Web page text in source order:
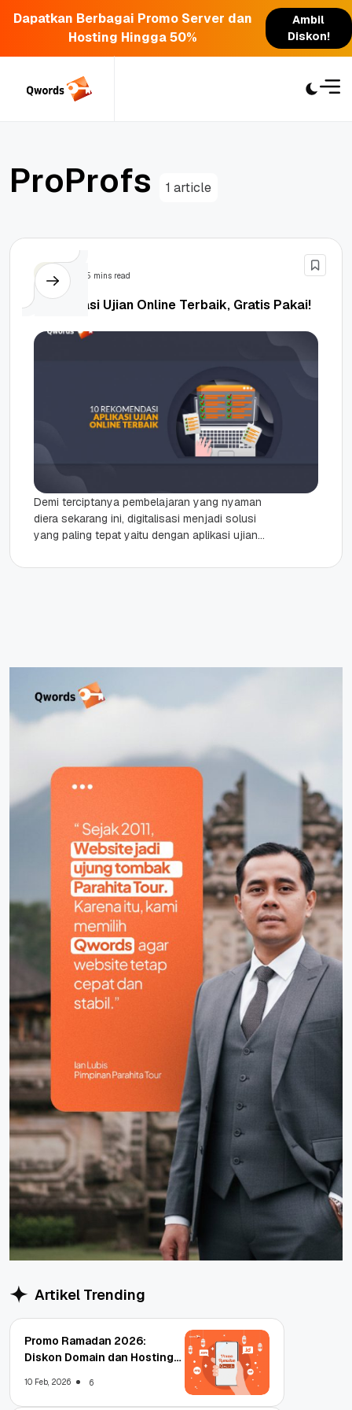
Dapatkan Berbagai Promo Server dan
Hosting Hingga 50%
Ambil
Diskon!
ProProfs 1 article
5 mins read
10 Aplikasi Ujian Online Terbaik, Gratis Pakai!
Demi terciptanya pembelajaran yang nyaman
diera sekarang ini, digitalisasi menjadi solusi
yang paling tepat yaitu dengan aplikasi ujian
untuk...
Artikel Trending
Promo Ramadan 2026:
Diskon Domain dan Hosting
10 Feb, 2026 6